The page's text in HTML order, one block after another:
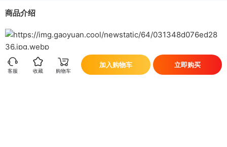
商品介绍
客服 收藏 购物车
加入购物车 立即购买